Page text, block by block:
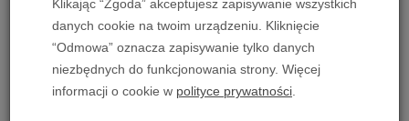
natychmiastową, bezproblemową łączność.
Połączenie wielopunktowe umożliwia
bezproblemowe przełączanie się między
połączeniami telefonicznymi i spotkaniami Zoom na
Klikając “Zgoda” akceptujesz zapisywanie wszystkich
danych cookie na twoim urządzeniu. Kliknięcie
“Odmowa” oznacza zapisywanie tylko danych
niezbędnych do funkcjonowania strony. Więcej
informacji o cookie w polityce prywatności.